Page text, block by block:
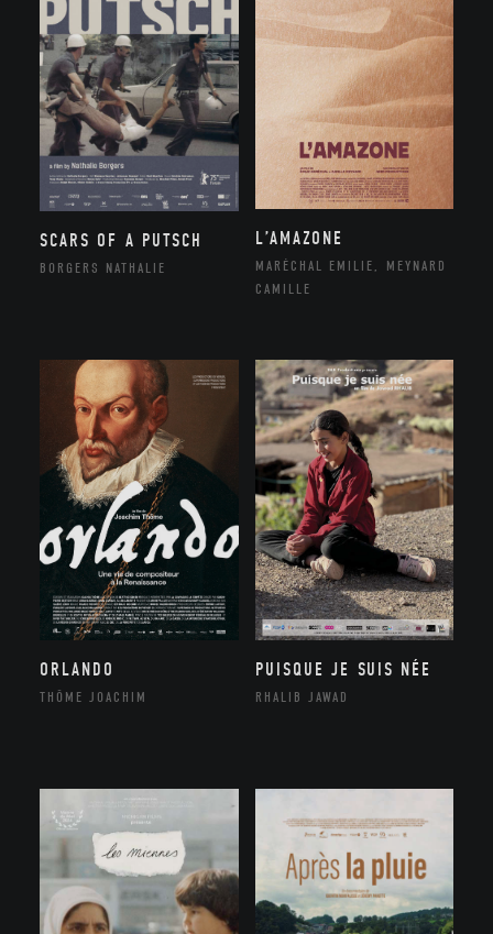
SCARS OF A PUTSCH
BORGERS NATHALIE
L’AMAZONE
MARÉCHAL EMILIE, MEYNARD
CAMILLE
ORLANDO
THÔME JOACHIM
PUISQUE JE SUIS NÉE
RHALIB JAWAD